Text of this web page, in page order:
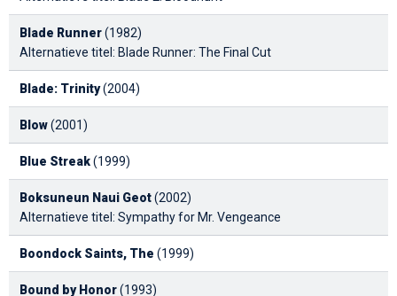
Blade Runner(1982)
Alternatieve titel: Blade Runner: The Final Cut
Blade: Trinity(2004)
Blow(2001)
Blue Streak(1999)
Boksuneun Naui Geot(2002)
Alternatieve titel: Sympathy for Mr. Vengeance
Boondock Saints, The (1999)
Bound by Honor(1993)